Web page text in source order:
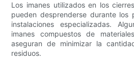
Los imanes utilizados en los
pueden desprenderse durante los
instalaciones especializadas.
imanes compuestos de
aseguran de minimizar la
residuos.